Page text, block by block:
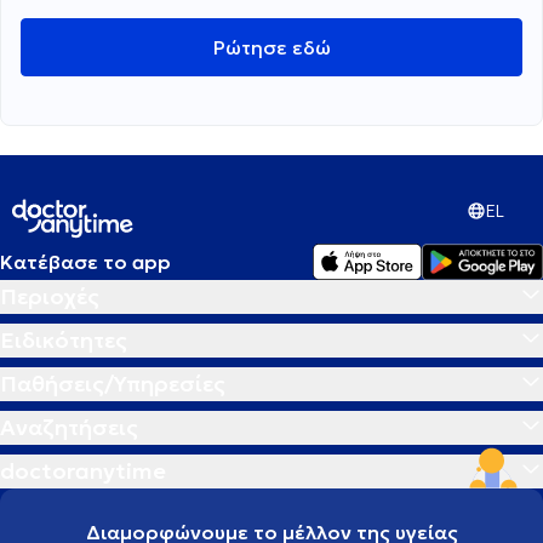
Ρώτησε εδώ
EL
Κατέβασε το app
Διαμορφώνουμε το μέλλον της υγείας